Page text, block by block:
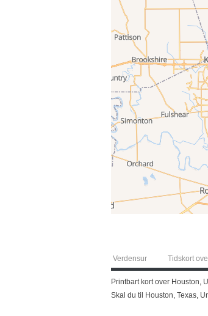
Verdensur Tidskort
Printbart kort over Houston,
Skal du til Houston, Texas,